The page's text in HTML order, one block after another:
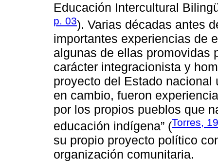
Educación Intercultural
p. 03). Varias décadas antes
importantes experiencias de
algunas de ellas promovidas
carácter integracionista y
proyecto del Estado
en cambio, fueron
por los propios pueblos que
educación indígena” (Torres,
su propio proyecto político
organización comunitaria.